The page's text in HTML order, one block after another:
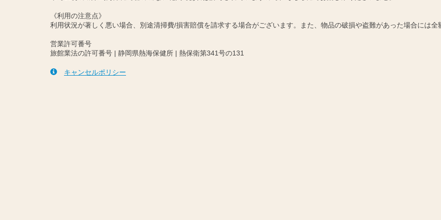
《利用の注意点》
利用状況が著しく悪い場合、別途清掃費/損害賠償を請求する場合がございます。また、物品の破損や盗難があった場合には全
営業許可番号
旅館業法の許可番号 | 静岡県熱海保健所 | 熱保衛第341号の131
キャンセルポリシー